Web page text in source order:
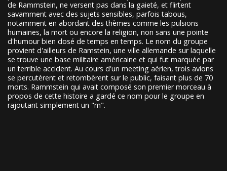
de Rammstein, ne versent pas dans la gaieté, et flirtent
savamment avec des sujets sensibles, parfois tabous,
notamment en abordant des thèmes comme les pulsions
humaines, la mort ou encore la religion, non sans une pointe
d'humour bien dosé de temps en temps. Le nom du groupe
provient d'ailleurs de Ramstein, une ville allemande sur laquelle
se trouve une base militaire américaine et qui fut marquée par
un terrible accident. Au cours d'un meeting aérien, trois avions
se percutèrent et retombèrent sur le public, faisant plus de 70
morts. Rammstein qui avait composé son premier morceau à
propos de cette histoire a gardé ce nom pour le groupe en
rajoutant simplement un "m".